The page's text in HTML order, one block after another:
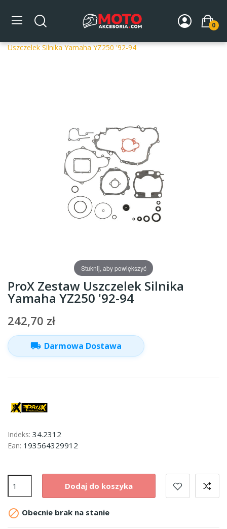
0
Strona główna DLA MOTOCYKLA
Części silnikowe
Uszczelek Silnika Yamaha YZ250 '92-94
Stuknij, aby powiększyć
ProX Zestaw Uszczelek Silnika
Yamaha YZ250 '92-94
242,70 zł
local_shipping Darmowa Dostawa
Indeks: 34.2312
Ean: 193564329912
Dodaj do koszyka
 Obecnie brak na stanie